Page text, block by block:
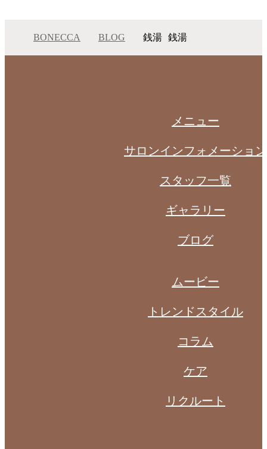
BONECCA BLOG 銭湯 銭湯
メニュー
サロンインフォメーション
スタッフ一覧
ギャラリー
ブログ
ムービー
トレンドスタイル
コラム
ケア
リクルート